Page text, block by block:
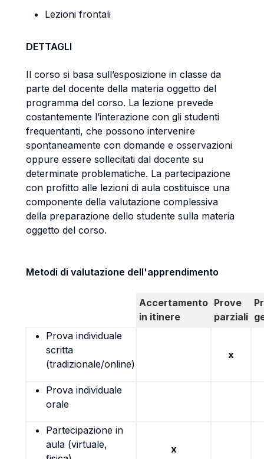
Lezioni frontali
DETTAGLI
Il corso si basa sull’esposizione in classe da
parte del docente della materia oggetto del
programma del corso. La lezione prevede
costantemente l’interazione con gli studenti
frequentanti, che possono intervenire
spontaneamente con domande e osservazioni
oppure essere sollecitati dal docente su
determinate problematiche. La partecipazione
con profitto alle lezioni di aula costituisce una
componente della valutazione complessiva
della preparazione dello studente sulla materia
oggetto del corso.
Metodi di valutazione dell'apprendimento
Accertamento
in itinere
Prove
parziali
Prova individuale
scritta
(tradizionale/online)
x
Prova individuale
orale
Partecipazione in
aula (virtuale,
x